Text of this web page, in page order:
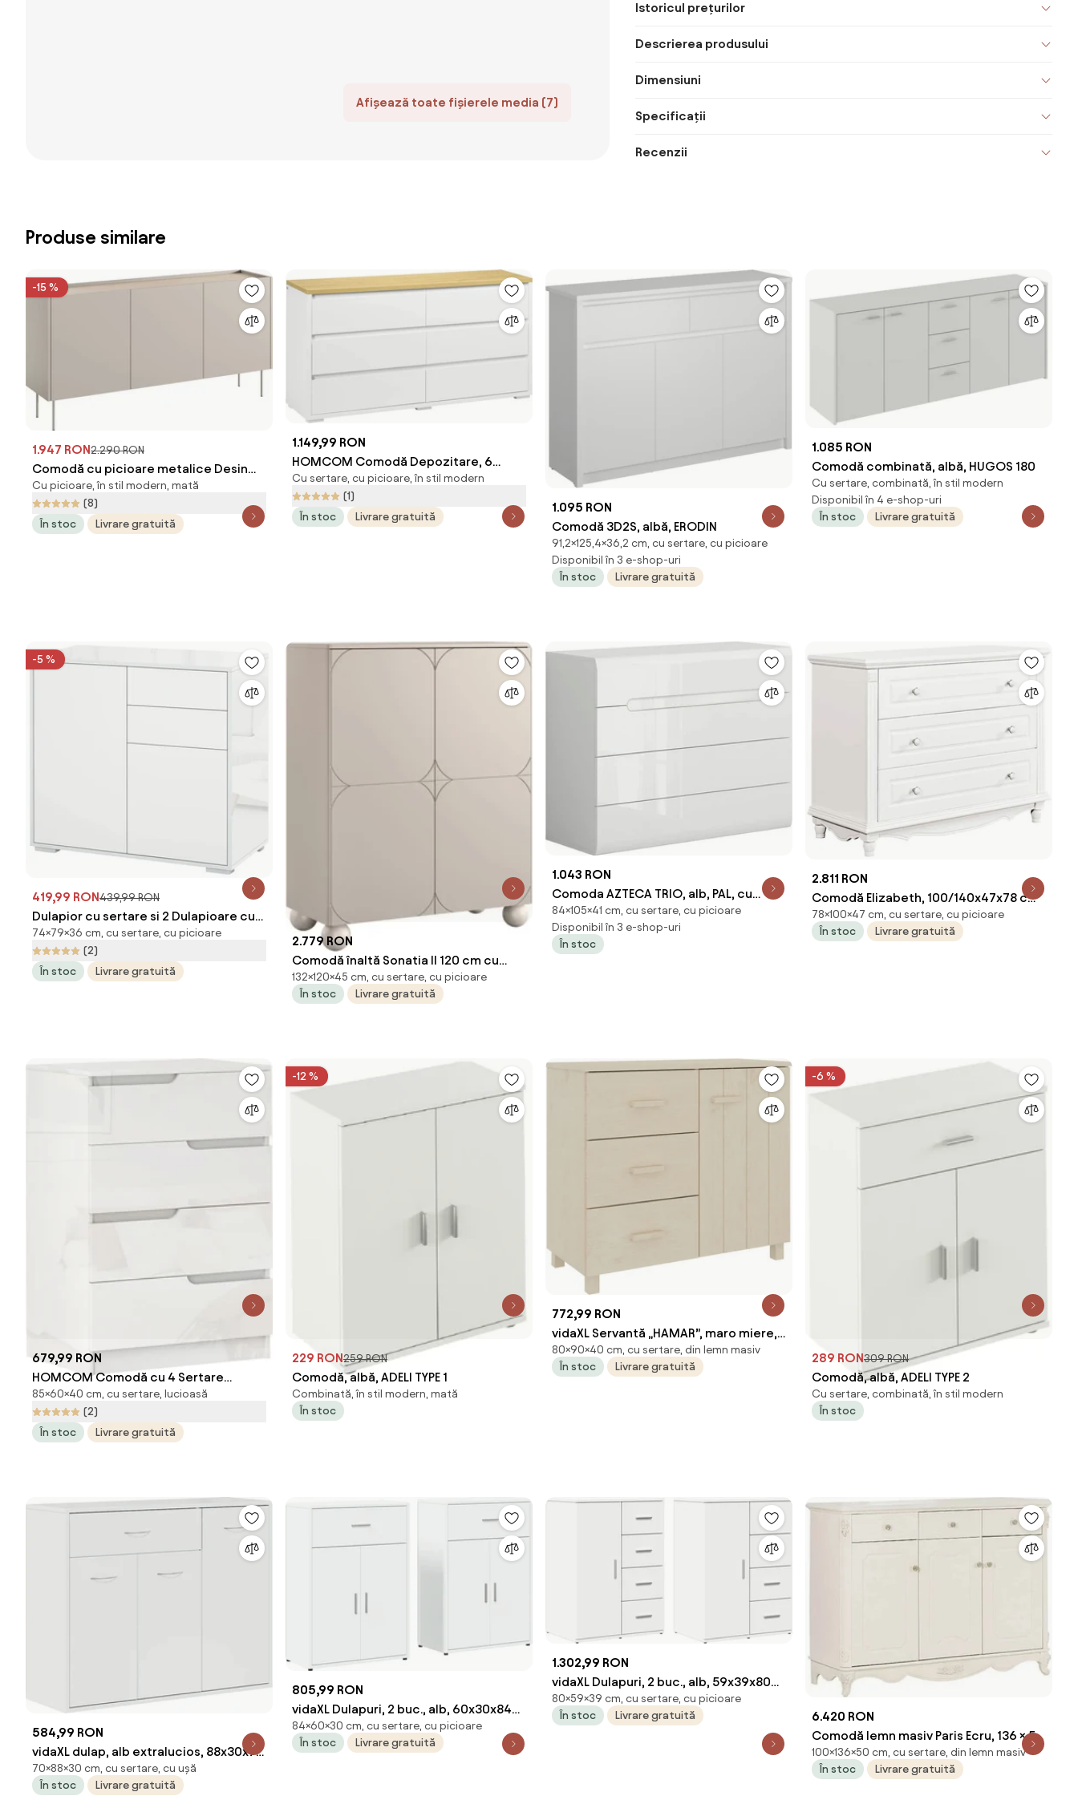
Afișează toate fișierele media (7)
Istoricul prețurilor
Descrierea produsului
Dimensiuni
Specificații
Recenzii
Produse similare
-15 %
1.947 RON2.290 RON
Comodă cu picioare metalice Desin
170 cm - cashmir / stejar nagano
Cu picioare, în stil modern, mată
(8)
În stoc
Livrare gratuită
1.149,99 RON
HOMCOM Comodă Depozitare, 6
Sertare, Mobilier Dormitor/Cameră de
Zi, Alb/Lemn Natural | Aosom Romania
Cu sertare, cu picioare, în stil modern
(1)
În stoc
Livrare gratuită
1.095 RON
Comodă 3D2S, albă, ERODIN
91,2×125,4×36,2 cm, cu sertare, cu picioare
Disponibil în 3 e-shop-uri
În stoc
Livrare gratuită
1.085 RON
Comodă combinată, albă, HUGOS 180
Cu sertare, combinată, în stil modern
Disponibil în 4 e-shop-uri
În stoc
Livrare gratuită
-5 %
419,99 RON439,99 RON
Dulapior cu sertare si 2 Dulapioare cu
polite reglabile, Deschidere prin
Presiune 79x36x74cm HOMCOM |
Aosom Romania
74×79×36 cm, cu sertare, cu picioare
(2)
În stoc
Livrare gratuită
2.779 RON
Comodă înaltă Sonatia II 120 cm cu
două uși și două sertare ascunse -
casmir
132×120×45 cm, cu sertare, cu picioare
În stoc
Livrare gratuită
1.043 RON
Comoda AZTECA TRIO, alb, PAL, cu
sertare, 105x41x84 cm
84×105×41 cm, cu sertare, cu picioare
Disponibil în 3 e-shop-uri
În stoc
2.811 RON
Comodă Elizabeth, 100/140x47x78 cm,
Alb 100x47x78 cm
78×100×47 cm, cu sertare, cu picioare
În stoc
Livrare gratuită
679,99 RON
HOMCOM Comodă cu 4 Sertare
Modernă și Minimalistă, Comodă din
Pal Melaminat, 60x40x85 cm, Alb
Lucios | Aosom Romania
85×60×40 cm, cu sertare, lucioasă
(2)
În stoc
Livrare gratuită
-12 %
229 RON259 RON
Comodă, albă, ADELI TYPE 1
Combinată, în stil modern, mată
În stoc
772,99 RON
vidaXL Servantă „HAMAR”, maro miere,
90x40x80 cm, lemn masiv de pin
80×90×40 cm, cu sertare, din lemn masiv
În stoc
Livrare gratuită
-6 %
289 RON309 RON
Comodă, albă, ADELI TYPE 2
Cu sertare, combinată, în stil modern
În stoc
584,99 RON
vidaXL dulap, alb extralucios, 88x30x70
cm, lemn prelucrat
70×88×30 cm, cu sertare, cu ușă
În stoc
Livrare gratuită
805,99 RON
vidaXL Dulapuri, 2 buc., alb, 60x30x84
cm, lemn prelucrat
84×60×30 cm, cu sertare, cu picioare
În stoc
Livrare gratuită
1.302,99 RON
vidaXL Dulapuri, 2 buc., alb, 59x39x80
cm, lemn prelucrat
80×59×39 cm, cu sertare, cu picioare
În stoc
Livrare gratuită
6.420 RON
Comodă lemn masiv Paris Ecru, 136 × 50
× 100 cm
100×136×50 cm, cu sertare, din lemn masiv
În stoc
Livrare gratuită